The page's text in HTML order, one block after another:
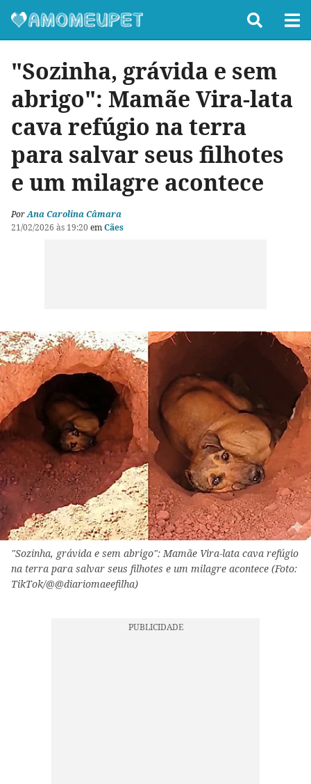
"Sozinha, grávida e sem
abrigo": Mamãe Vira-lata
cava refúgio na terra
para salvar seus filhotes
e um milagre acontece
PorAna Carolina Câmara
21/02/2026 às 19:20 emCães
"Sozinha, grávida e sem abrigo": Mamãe Vira-lata cava refúgio
na terra para salvar seus filhotes e um milagre acontece (Foto:
TikTok/@@diariomaeefilha)